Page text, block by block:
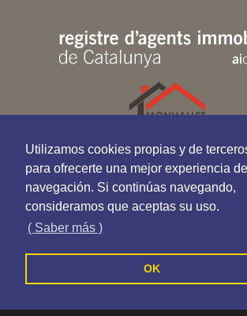
Utilizamos cookies propias y de
para ofrecerte una mejor experiencia de
navegación. Si continúas navegando,
consideramos que aceptas su uso.
( Saber más )
OK
Monvalles Assessors - All rights reserved
Privacy Policy